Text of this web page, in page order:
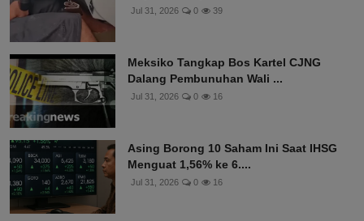
Jul 31, 2026 0 39
Meksiko Tangkap Bos Kartel CJNG
Dalang Pembunuhan Wali ...
Jul 31, 2026 0 16
Asing Borong 10 Saham Ini Saat IHSG
Menguat 1,56% ke 6....
Jul 31, 2026 0 16